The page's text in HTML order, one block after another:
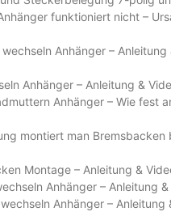
funktioniert nicht –
Anhänger – Anleitung
Anhänger – Anleitung &
Anhänger – Wie fest
montiert man Bremsbacken
Montage – Anleitung &
Anhänger – Anleitung
Anhänger – Anleitung